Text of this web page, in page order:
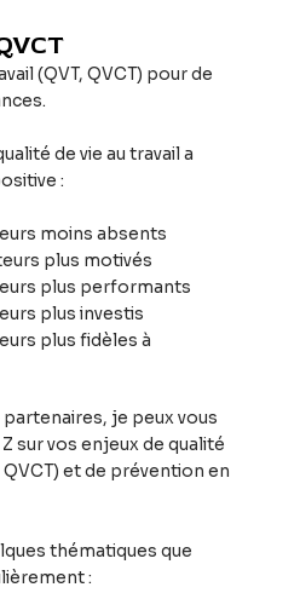
(QVT, QVCT) pour de
de vie au travail a
:
moins absents
plus motivés
plus performants
plus investis
plus fidèles à
partenaires, je peux vous
sur vos enjeux de qualité
QVCT) et de prévention en
thématiques que
: